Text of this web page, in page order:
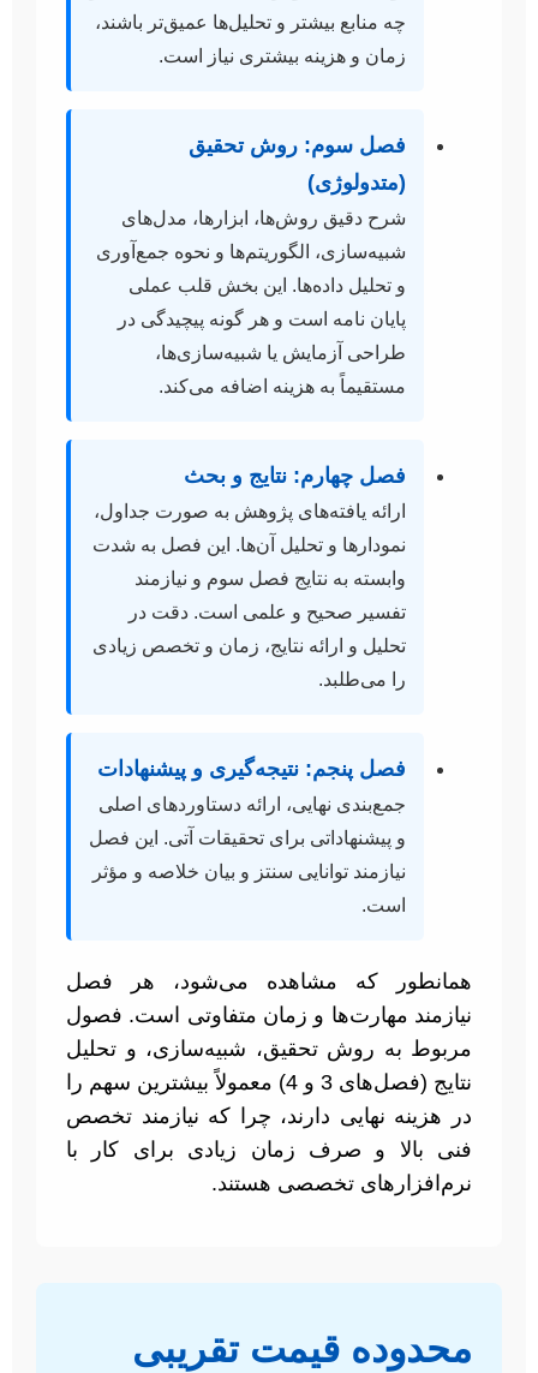
چه منابع بیشتر و تحلیل‌ها عمیق‌تر باشند،
زمان و هزینه بیشتری نیاز است.
فصل سوم: روش تحقیق
(متدولوژی)
شرح دقیق روش‌ها، ابزارها، مدل‌های
شبیه‌سازی، الگوریتم‌ها و نحوه جمع‌آوری
و تحلیل داده‌ها. این بخش قلب عملی
پایان نامه است و هر گونه پیچیدگی در
طراحی آزمایش یا شبیه‌سازی‌ها،
مستقیماً به هزینه اضافه می‌کند.
فصل چهارم: نتایج و بحث
ارائه یافته‌های پژوهش به صورت جداول،
نمودارها و تحلیل آن‌ها. این فصل به شدت
وابسته به نتایج فصل سوم و نیازمند
تفسیر صحیح و علمی است. دقت در
تحلیل و ارائه نتایج، زمان و تخصص زیادی
را می‌طلبد.
فصل پنجم: نتیجه‌گیری و پیشنهادات
جمع‌بندی نهایی، ارائه دستاوردهای اصلی
و پیشنهاداتی برای تحقیقات آتی. این فصل
نیازمند توانایی سنتز و بیان خلاصه و مؤثر
است.
همانطور که مشاهده می‌شود، هر فصل
نیازمند مهارت‌ها و زمان متفاوتی است. فصول
مربوط به روش تحقیق، شبیه‌سازی، و تحلیل
نتایج (فصل‌های 3 و 4) معمولاً بیشترین سهم را
در هزینه نهایی دارند، چرا که نیازمند تخصص
فنی بالا و صرف زمان زیادی برای کار با
نرم‌افزارهای تخصصی هستند.
محدوده قیمت تقریبی